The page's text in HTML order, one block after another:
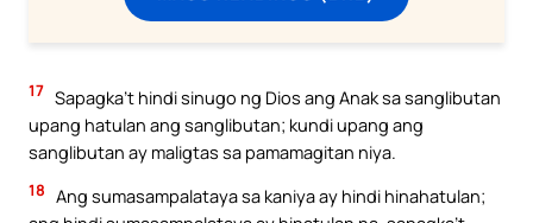
17 Sapagka’t hindi sinugo ng Dios ang Anak sa sanglibutan
upang hatulan ang sanglibutan; kundi upang ang
sanglibutan ay maligtas sa pamamagitan niya.
18 Ang sumasampalataya sa kaniya ay hindi hinahatulan;